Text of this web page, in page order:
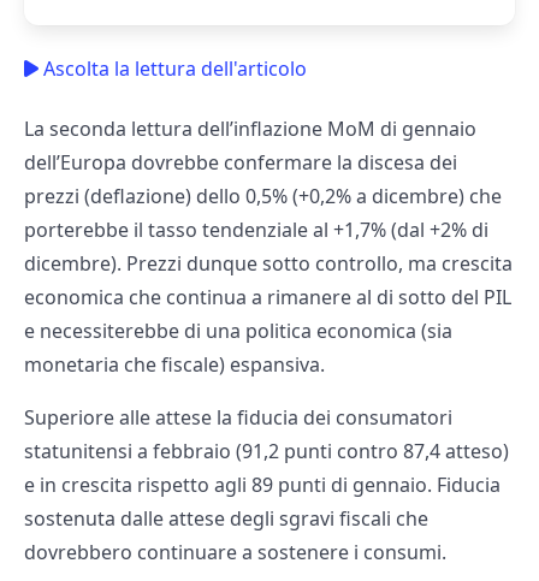
Ascolta la lettura dell'articolo
La seconda lettura dell’inflazione MoM di gennaio
dell’Europa dovrebbe confermare la discesa dei
prezzi (deflazione) dello 0,5% (+0,2% a dicembre) che
porterebbe il tasso tendenziale al +1,7% (dal +2% di
dicembre). Prezzi dunque sotto controllo, ma crescita
economica che continua a rimanere al di sotto del PIL
e necessiterebbe di una politica economica (sia
monetaria che fiscale) espansiva.
Superiore alle attese la fiducia dei consumatori
statunitensi a febbraio (91,2 punti contro 87,4 atteso)
e in crescita rispetto agli 89 punti di gennaio. Fiducia
sostenuta dalle attese degli sgravi fiscali che
dovrebbero continuare a sostenere i consumi.